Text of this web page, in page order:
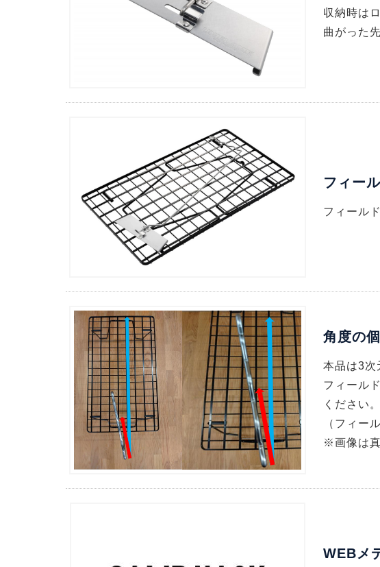
収納時は
曲がった
フィー
フィール
角度の
本品は3次
フィール
ください。
（フィー
※画像は真
WEBメ